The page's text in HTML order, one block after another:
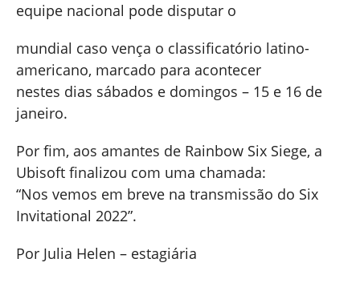
equipe nacional pode disputar o
mundial caso vença o classificatório latino-
americano, marcado para acontecer
nestes dias sábados e domingos – 15 e 16 de
janeiro.
Por fim, aos amantes de Rainbow Six Siege, a
Ubisoft finalizou com uma chamada:
“Nos vemos em breve na transmissão do Six
Invitational 2022”.
Por Julia Helen – estagiária